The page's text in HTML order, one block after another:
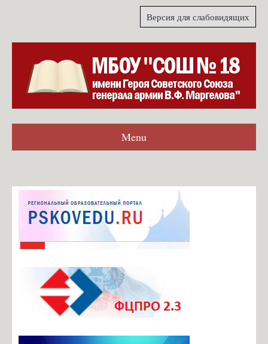
Версия для слабовидящих
Menu
Гостевая книга
Согласие на обработку персональных данных для формы
обратной связи
Документы ОО
Телефоны доверия
Безопасный маршрут в школу
Центр профориентационного и карьерного сопровождения